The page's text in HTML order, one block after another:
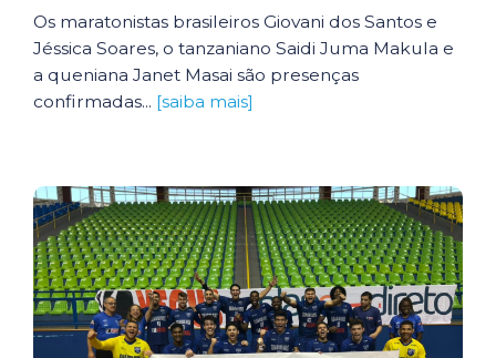
Os maratonistas brasileiros Giovani dos Santos e
Jéssica Soares, o tanzaniano Saidi Juma Makula e
a queniana Janet Masai são presenças
confirmadas... [saiba mais]